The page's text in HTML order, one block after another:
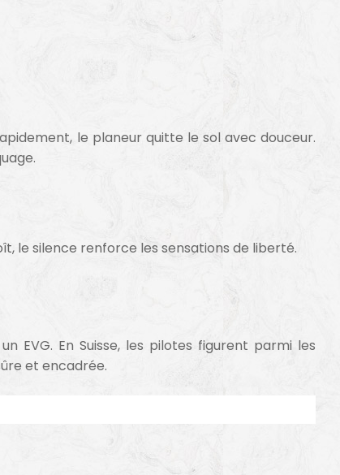
le planeur quitte le sol avec douceur.
le silence renforce les sensations de liberté.
EVG. En Suisse, les pilotes figurent parmi les
et encadrée.